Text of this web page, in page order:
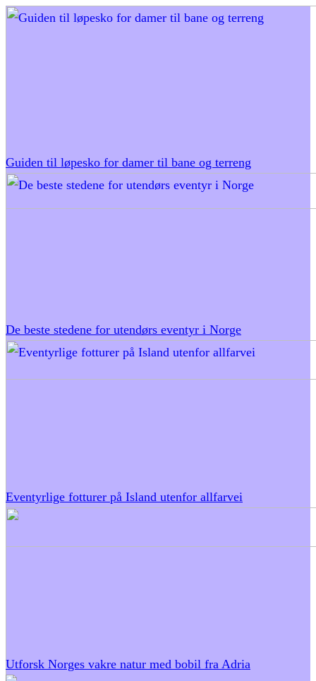
Guiden til løpesko for damer til bane og terreng
De beste stedene for utendørs eventyr i Norge
Eventyrlige fotturer på Island utenfor allfarvei
Utforsk Norges vakre natur med bobil fra Adria